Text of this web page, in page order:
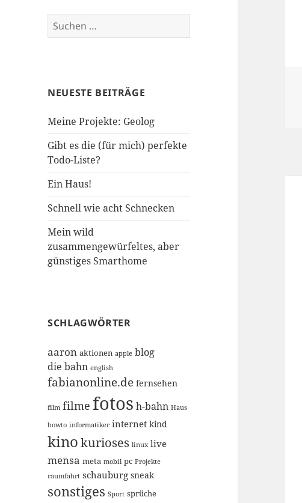
Suchen
nach:
NEUESTE BEITRÄGE
Meine Projekte: Geolog
Gibt es die (für mich) perfekte
Todo-Liste?
Ein Haus!
Schnell wie acht Schnecken
Mein wild
zusammengewürfeltes, aber
günstiges Smarthome
SCHLAGWÖRTER
aaron aktionen apple blog
die bahn english
fabianonline.de fernsehen
film filme fotos h-bahn Haus
howto informatiker internet kind
kinokurioses linux live
mensa meta mobil pc Projekte
raumfahrt schauburg sneak
sonstiges Sport sprüche